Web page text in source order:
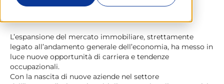
L’espansione del mercato immobiliare, strettamente
legato all’andamento generale dell’economia, ha messo in
luce nuove opportunità di carriera e tendenze
occupazionali.
Con la nascita di nuove aziende nel settore